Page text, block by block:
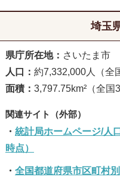
埼玉
県庁所在地： さいたま市
人口： 約7,332,000人（全
面積： 3,797.75km²（全国
統計局ホームページ/人
時点）
全国都道府県市区町村